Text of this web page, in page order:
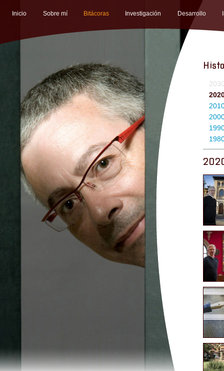
Inicio Sobre mí Bitácoras Investigación Desarrollo